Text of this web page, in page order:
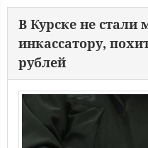
В Курске не стали
инкассатору,
рублей